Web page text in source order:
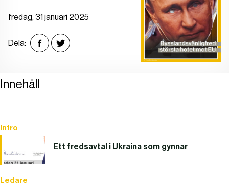
fredag, 31 januari 2025
Dela:
Innehåll
Intro
Ett fredsavtal i Ukraina som gynnar
Ledare